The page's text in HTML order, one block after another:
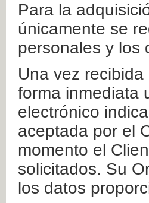
Para la
únicamente se
personales y los
Una vez
forma inmediata
electrónico
aceptada por el
momento el
solicitados. Su
los datos